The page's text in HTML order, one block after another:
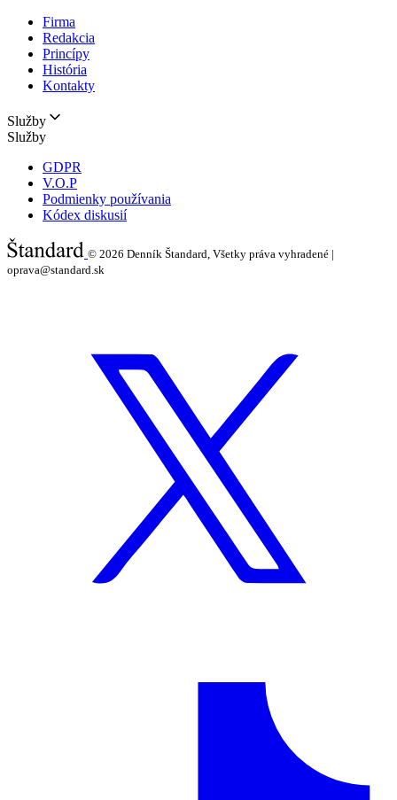
Firma
Redakcia
Princípy
História
Kontakty
Služby
Služby
GDPR
V.O.P
Podmienky používania
Kódex diskusií
© 2026 Denník Štandard, Všetky práva vyhradené |
oprava@standard.sk